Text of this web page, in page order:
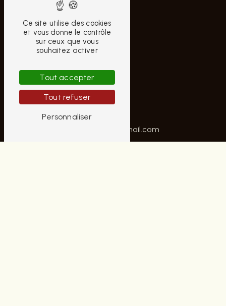
CONTACTEZ-NOUS
AUBRUN HOMME
10 Rue Moyenne
18000 Bourges
02 48 70 42 22
contactaubrunhomme@gmail.com
Ce site utilise des cookies
et vous donne le contrôle
sur ceux que vous
souhaitez activer
Tout accepter
Tout refuser
Personnaliser